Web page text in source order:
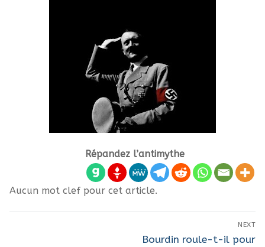
Répandez l’antimythe
Aucun mot clef pour cet article.
NEXT
Next
Bourdin roule-t-il pour